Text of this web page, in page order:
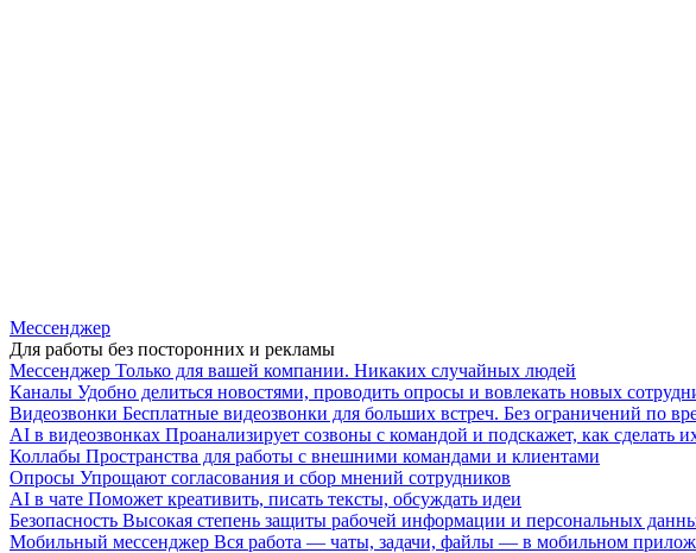
Мессенджер
Для работы без посторонних и рекламы
Мессенджер Только для вашей компании. Никаких случайных людей
Каналы Удобно делиться новостями, проводить опросы и вовлекать новых
Видеозвонки Бесплатные видеозвонки для больших встреч. Без ограничений по
AI в видеозвонках Проанализирует созвоны с командой и подскажет, как сделать
Коллабы Пространства для работы с внешними командами и клиентами
Опросы Упрощают согласования и сбор мнений сотрудников
AI в чате Поможет креативить, писать тексты, обсуждать идеи
Безопасность Высокая степень защиты рабочей информации и персональных
Мобильный мессенджер Вся работа — чаты, задачи, файлы — в мобильном